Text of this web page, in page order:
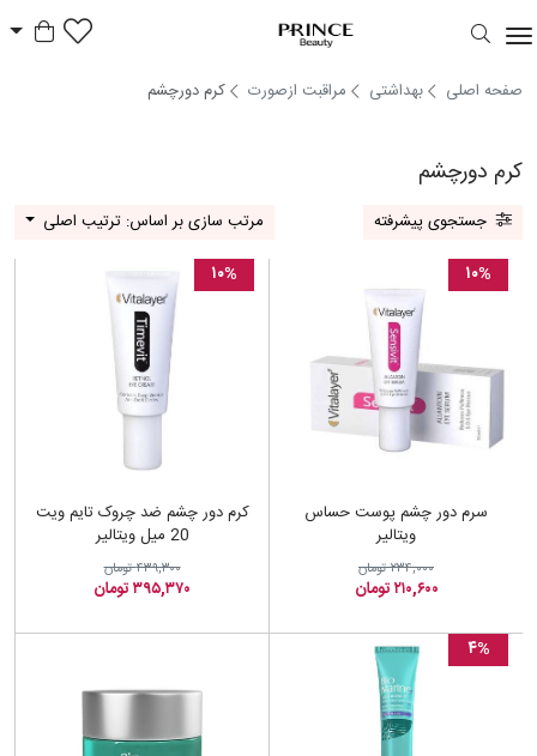
Prince Beauty سبد
صفحه اصلی بهداشتی مراقبت ازصورت کرم دورچشم
کرم دورچشم
جستجوی پیشرفته
مرتب سازی بر اساس: ترتیب اصلی
۱۰%
سرم دور چشم پوست حساس
ویتالیر
۲۳۴,۰۰۰ تومان
۲۱۰,۶۰۰ تومان
۱۰%
کرم دور چشم ضد چروک تایم ویت
20 میل ویتالیر
۴۳۹,۳۰۰ تومان
۳۹۵,۳۷۰ تومان
۴%